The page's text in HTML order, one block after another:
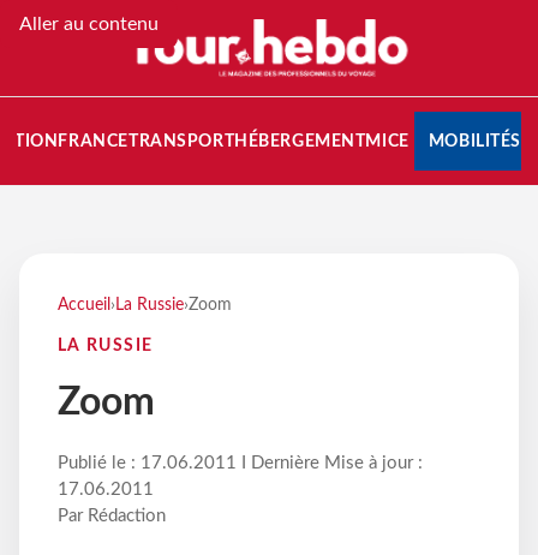
Aller au contenu
FRANCETRANSPORT HÉBERGEMENTMICE MOBILITÉS
Accueil › La Russie›Zoom
LA RUSSIE
Zoom
Publié le : 17.06.2011 I Dernière Mise à jour :
17.06.2011
Par Rédaction